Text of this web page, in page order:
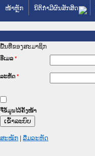
ໜ້າຫຼັກ ນິຕິກໍາມີຜົນສັກສິດ
ພື້ນທີ່ຂອງສະມາຊິກ
ອີເມລ *
ລະຫັດ *
ຈື່ຂໍ້ມູນໄວ້ຄັ້ງໜ້າ
ສະໝັກ | ລືມລະຫັດ